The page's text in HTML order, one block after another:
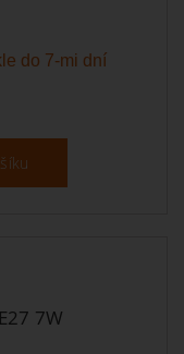
do 7-mi dní
7W